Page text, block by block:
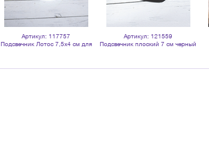
Артикул: 117757
Подсвечник Лотос 7,5х4 см для
Артикул: 121559
Подсвечник плоский 7 см черный